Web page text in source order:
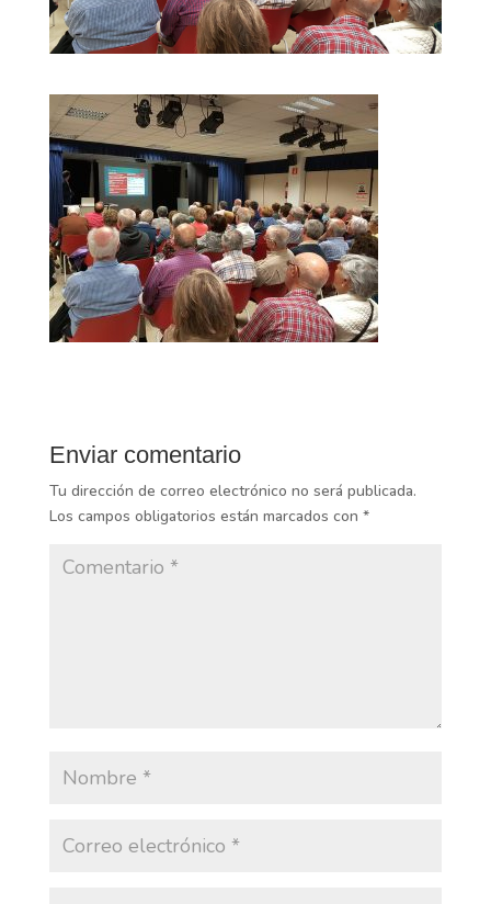
Enviar comentario
Tu dirección de correo electrónico no será publicada.
Los campos obligatorios están marcados con *